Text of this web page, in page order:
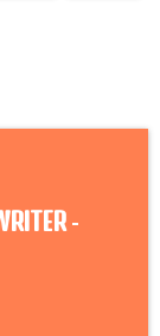
-